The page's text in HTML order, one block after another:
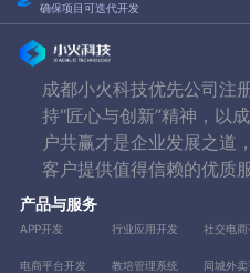
确保项目可迭代开发
成都小火科技优先公司注
持“匠心与创新”精神，以
户共赢才是企业发展之道
客户提供值得信赖的优质服
产品与服务
APP开发 行业应用开发 社交电商
电商平台开发 教培管理系统 同城外卖